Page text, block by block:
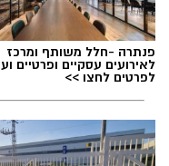
תגים:סטודיו נדיר נס
פנתרה -חלל משותף ומרכז
לאירועים עסקיים ופרטיים
לפרטים לחצו >>